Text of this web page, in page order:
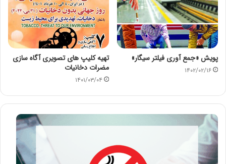
پویش «جمع آوری فیلتر سیگار»
۱۴۰۲/۰۲/۱۶
تهیه کلیپ های تصویری آگاه سازی
مضرات دخانیات
۱۴۰۱/۰۳/۰۴